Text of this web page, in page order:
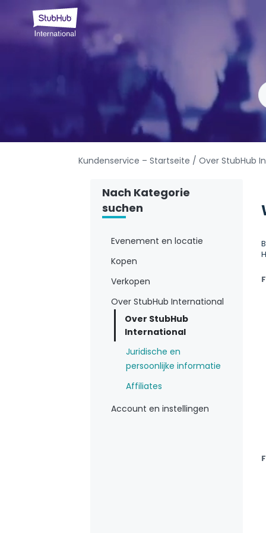
Kundenservice – Startseite / Over StubHub
Nach Kategorie
suchen
Evenement en locatie
Kopen
Verkopen
Over StubHub International
Over StubHub
International
Juridische en
persoonlijke informatie
Affiliates
Account en instellingen